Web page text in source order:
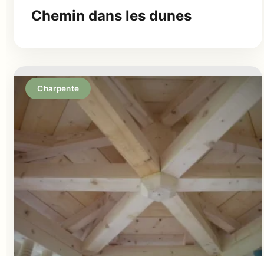
Chemin dans les dunes
Charpente